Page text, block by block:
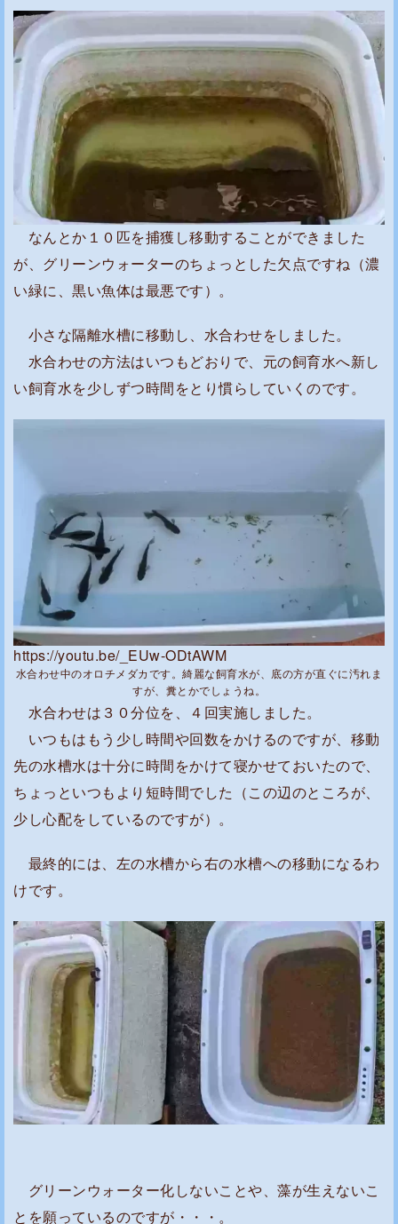
なんとか１０匹を捕獲し移動することができました
が、グリーンウォーターのちょっとした欠点ですね（濃
い緑に、黒い魚体は最悪です）。
小さな隔離水槽に移動し、水合わせをしました。
水合わせの方法はいつもどおりで、元の飼育水へ新し
い飼育水を少しずつ時間をとり慣らしていくのです。
https://youtu.be/_EUw-ODtAWM
水合わせ中のオロチメダカです。綺麗な飼育水が、底の方が直ぐに汚れま
すが、糞とかでしょうね。
水合わせは３０分位を、４回実施しました。
いつもはもう少し時間や回数をかけるのですが、移動
先の水槽水は十分に時間をかけて寝かせておいたので、
ちょっといつもより短時間でした（この辺のところが、
少し心配をしているのですが）。
最終的には、左の水槽から右の水槽への移動になるわ
けです。
グリーンウォーター化しないことや、藻が生えないこ
とを願っているのですが・・・。